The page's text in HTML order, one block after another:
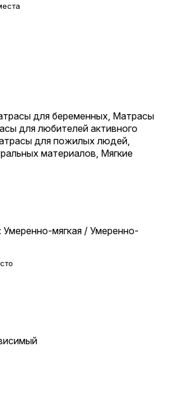
для беременных Матрасы
для любителей активного
для пожилых людей
материалов Мягкие
Умеренно-мягкая / Умеренно-